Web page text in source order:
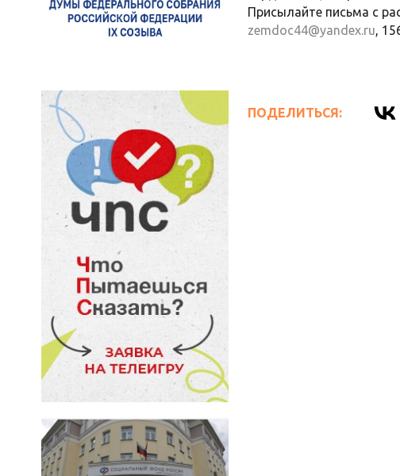
Присылайте письма с
zemdoc44@yandex.ru ,
ПОДЕЛИТЬСЯ: